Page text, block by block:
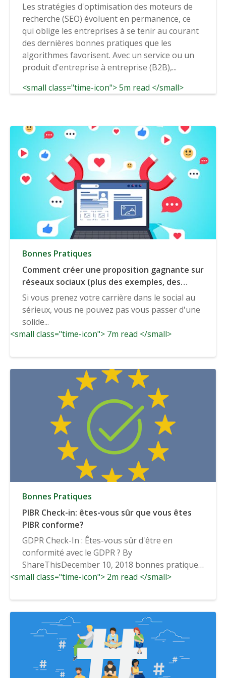
Les stratégies d'optimisation des moteurs de
recherche (SEO) évoluent en permanence, ce
qui oblige les entreprises à se tenir au courant
des dernières bonnes pratiques que les
algorithmes favorisent. Avec un service ou un
produit d'entreprise à entreprise (B2B),...
<small class="time-icon"> 5m read </small>
Bonnes Pratiques
Comment créer une proposition gagnante sur
réseaux sociaux (plus des exemples, des
conseils et des modèles)
Si vous prenez votre carrière dans le social au
sérieux, vous ne pouvez pas vous passer d'une
solide...
<small class="time-icon"> 7m read </small>
Bonnes Pratiques
PIBR Check-in: êtes-vous sûr que vous êtes
PIBR conforme?
GDPR Check-In : Êtes-vous sûr d'être en
conformité avec le GDPR ? By
ShareThisDecember 10, 2018 bonnes pratiques
No...
<small class="time-icon"> 2m read </small>